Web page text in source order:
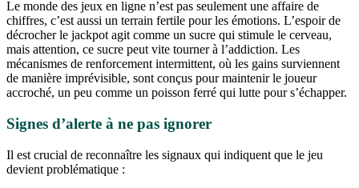
Le monde des jeux en ligne n’est pas seulement une affaire de
chiffres, c’est aussi un terrain fertile pour les émotions. L’espoir de
décrocher le jackpot agit comme un sucre qui stimule le cerveau,
mais attention, ce sucre peut vite tourner à l’addiction. Les
mécanismes de renforcement intermittent, où les gains surviennent
de manière imprévisible, sont conçus pour maintenir le joueur
accroché, un peu comme un poisson ferré qui lutte pour s’échapper.
Signes d’alerte à ne pas ignorer
Il est crucial de reconnaître les signaux qui indiquent que le jeu
devient problématique :